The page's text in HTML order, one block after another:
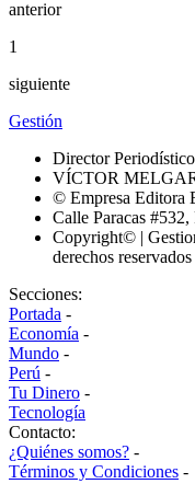
anterior
1
siguiente
Gestión
Director
VÍCTOR
© Empresa Editora
Calle Paracas
Copyright© |
derechos reservados
Secciones:
Portada -
Economía -
Mundo -
Perú -
Tu Dinero -
Tecnología
Contacto:
¿Quiénes somos? -
Términos y Condiciones -